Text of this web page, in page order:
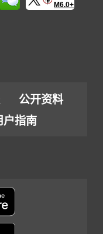
M6.0+
公开资料
户指南